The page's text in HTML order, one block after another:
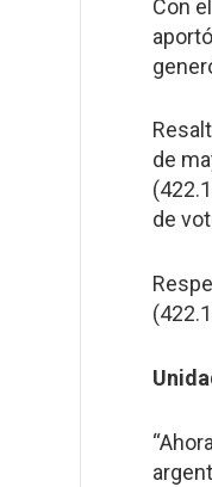
Con
de
de